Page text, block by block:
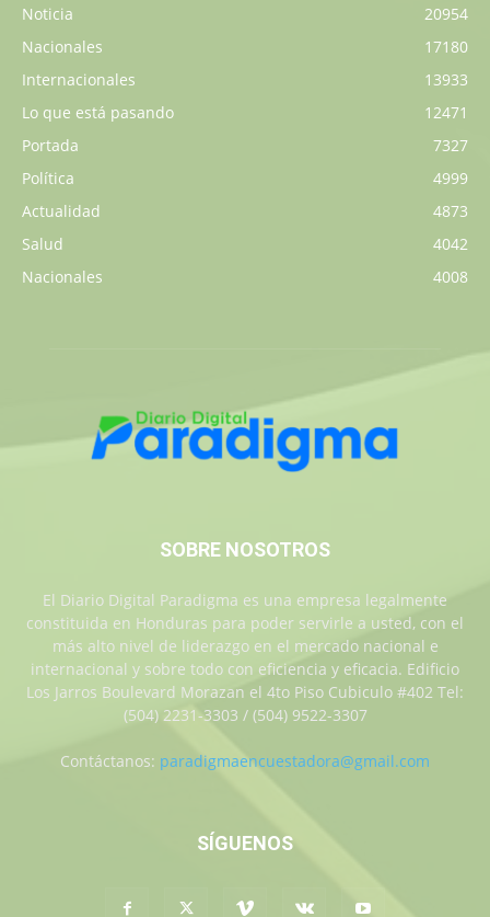
Noticia
20954
Nacionales
17180
Internacionales
13933
Lo que está pasando
12471
Portada
7327
Política
4999
Actualidad
4873
Salud
4042
Nacionales
4008
SOBRE NOSOTROS
El Diario Digital Paradigma es una empresa legalmente
constituida en Honduras para poder servirle a usted, con el
más alto nivel de liderazgo en el mercado nacional e
internacional y sobre todo con eficiencia y eficacia. Edificio
Los Jarros Boulevard Morazan el 4to Piso Cubiculo #402 Tel:
(504) 2231-3303 / (504) 9522-3307
Contáctanos: paradigmaencuestadora@gmail.com
SÍGUENOS